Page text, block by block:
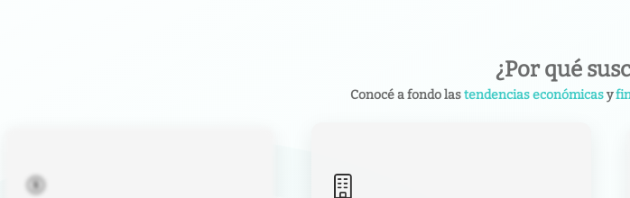
¿Por qué
Conocé a fondo lastendencias económicasy